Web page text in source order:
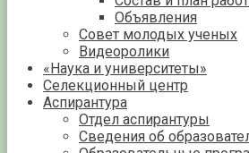
Объявления
Совет молодых ученых
Видеоролики
«Наука и университеты»
Селекционный центр
Аспирантура
Отдел аспирантуры
Сведения об